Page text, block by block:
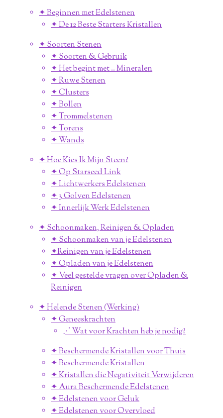
✦ Beginnen met Edelstenen
✦ De 12 Beste Starters Kristallen
✦ Soorten Stenen
✦ Soorten & Gebruik
✦ Het begint met .. Mineralen
✦ Ruwe Stenen
✦ Clusters
✦ Bollen
✦ Trommelstenen
✦ Torens
✦ Wands
✦ Hoe Kies Ik Mijn Steen?
✦ Op Starseed Link
✦ Lichtwerkers Edelstenen
✦ 3 Golven Edelstenen
✦ Innerlijk Werk Edelstenen
✦ Schoonmaken, Reinigen & Opladen
✦ Schoonmaken van je Edelstenen
✦Reinigen van je Edelstenen
✦ Opladen van je Edelstenen
✦ Veel gestelde vragen over Opladen &
Reinigen
✦ Helende Stenen (Werking)
✦ Geneeskrachten
⋰ Wat voor Krachten heb je nodig?
✦ Beschermende Kristallen voor Thuis
✦ Beschermende Kristallen
✦ Kristallen die Negativiteit Verwijderen
✦ Aura Beschermende Edelstenen
✦ Edelstenen voor Geluk
✦ Edelstenen voor Overvloed